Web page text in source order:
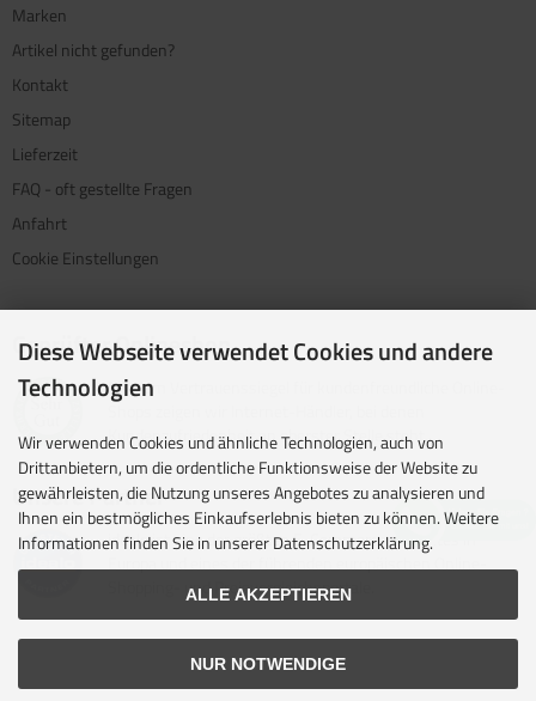
Marken
Artikel nicht gefunden?
Kontakt
Sitemap
Lieferzeit
FAQ - oft gestellte Fragen
Anfahrt
Cookie Einstellungen
Geprüfter Onlineshop
Mit dem Vertrauenssiegel für kundenfreundliche Online-
Kundenzufriedenheit an oberster Stelle steht.
Unsere Partner
idealo ist eine der größten E-Commerce-Websites in
Shopping- und Preisvergleichsportale.
Diese Webseite verwendet Cookies und andere
Technologien
Wir verwenden Cookies und ähnliche Technologien, auch von
Drittanbietern, um die ordentliche Funktionsweise der Website zu
gewährleisten, die Nutzung unseres Angebotes zu analysieren und
Ihnen ein bestmögliches Einkaufserlebnis bieten zu können. Weitere
Informationen finden Sie in unserer Datenschutzerklärung.
ALLE AKZEPTIEREN
NUR NOTWENDIGE